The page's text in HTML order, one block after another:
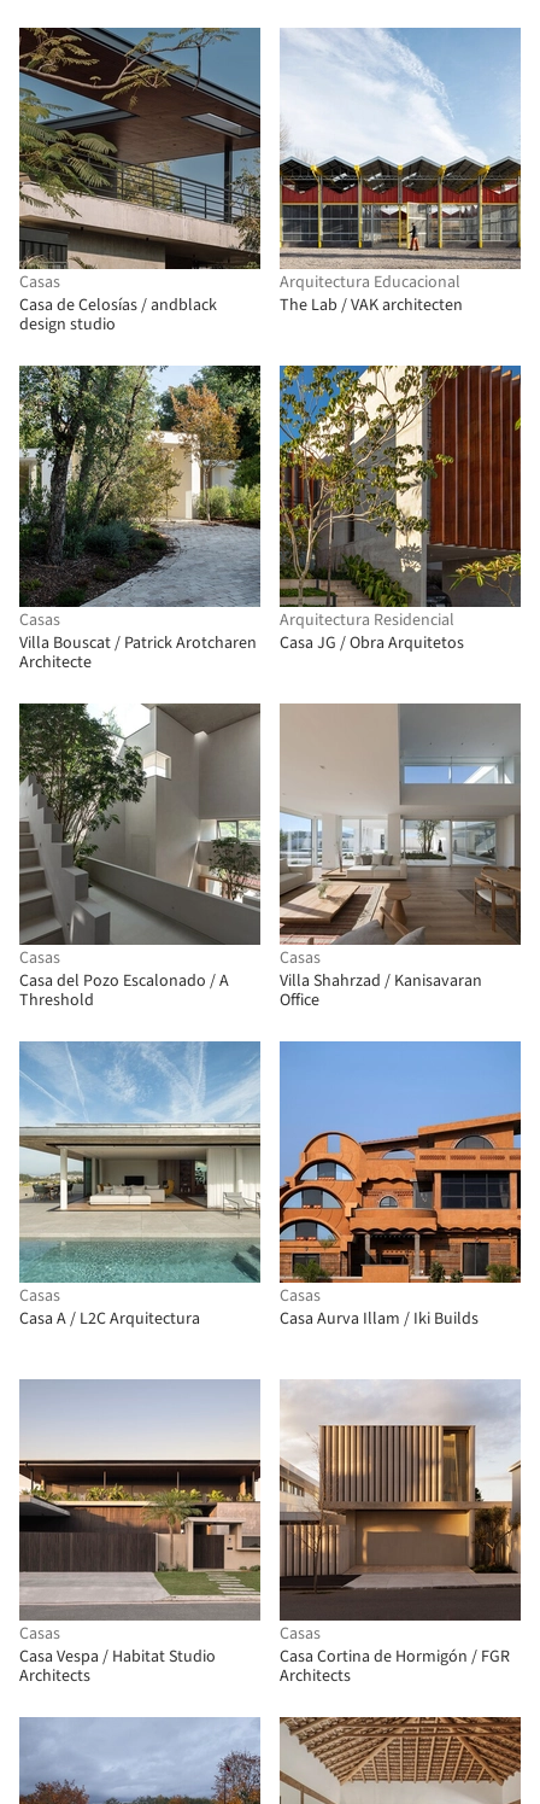
Casas
Casa de Celosías / andblack
design studio
Arquitectura Educacional
The Lab / VAK architecten
Casas
Villa Bouscat / Patrick Arotcharen
Architecte
Arquitectura Residencial
Casa JG / Obra Arquitetos
Casas
Casa del Pozo Escalonado / A
Threshold
Casas
Villa Shahrzad / Kanisavaran
Office
Casas
Casa A / L2C Arquitectura
Casas
Casa Aurva Illam / Iki Builds
Casas
Casa Vespa / Habitat Studio
Architects
Casas
Casa Cortina de Hormigón / FGR
Architects